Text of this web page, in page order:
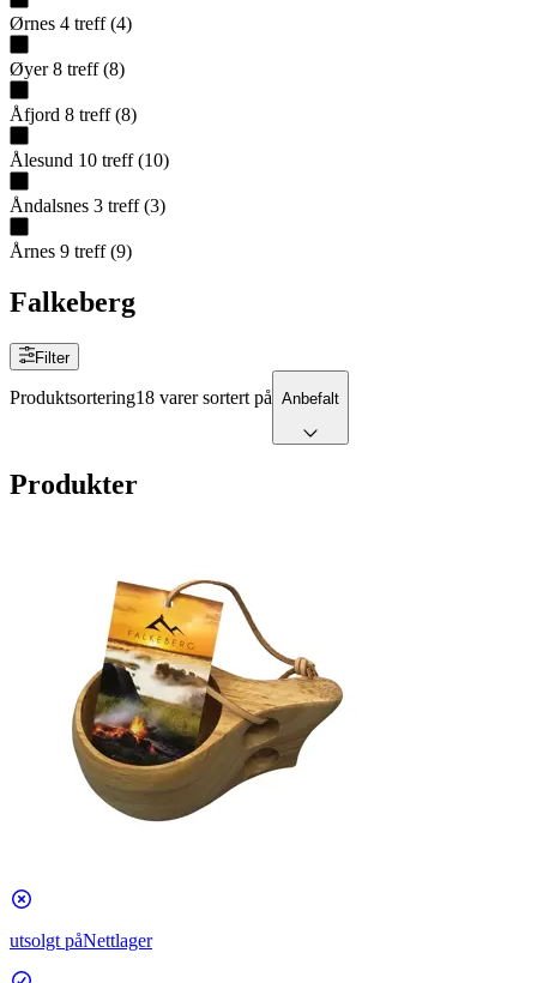
Ørnes 4 treff (4)
Øyer 8 treff (8)
Åfjord 8 treff (8)
Ålesund 10 treff (10)
Åndalsnes 3 treff (3)
Årnes 9 treff (9)
Falkeberg
Filter
Produktsortering18 varer sortert på Anbefalt
Produkter
utsolgt påNettlager